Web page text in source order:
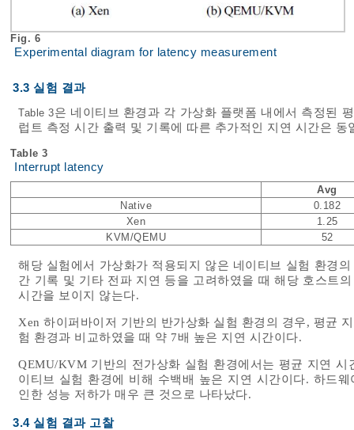
Fig. 6
Experimental diagram for latency measurement
3.3 실험 결과
Table 3은 네이티브 환경과 각 가상화 플랫폼 내에서 측정된
럽트 측정 시간 출력 및 기록에 따른 추가적인 지연 시간은 동
Table 3
Interrupt latency
Avg
Native
0.182
Xen
1.25
KVM/QEMU
52
해당 실험에서 가상화가 적용되지 않은 네이티브 실험 환경
간 기록 및 기타 전파 지연 등을 고려하였을 때 해당 호스트
시간을 보이지 않는다.
Xen 하이퍼바이저 기반의 반가상화 실험 환경의 경우, 평균
험 환경과 비교하였을 때 약 7배 높은 지연 시간이다.
QEMU/KVM 기반의 전가상화 실험 환경에서는 평균 지연
이티브 실험 환경에 비해 수백배 높은 지연 시간이다. 하드
인한 성능 저하가 매우 큰 것으로 나타났다.
3.4 실험 결과 고찰